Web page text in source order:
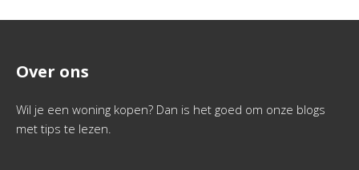
Over ons
Wil je een woning kopen? Dan is het goed om onze blogs
met tips te lezen.